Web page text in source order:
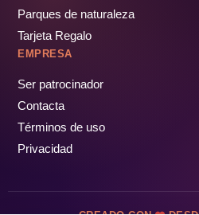
Parques de naturaleza
Tarjeta Regalo
EMPRESA
Ser patrocinador
Contacta
Términos de uso
Privacidad